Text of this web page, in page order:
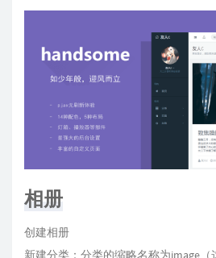
相册
创建相册
新建分类：分类的缩略名称为image